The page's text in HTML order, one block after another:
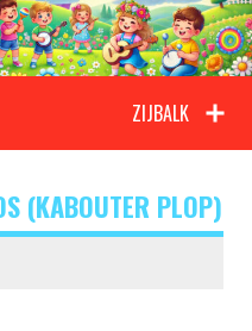
ZIJBALK
(KABOUTER PLOP)